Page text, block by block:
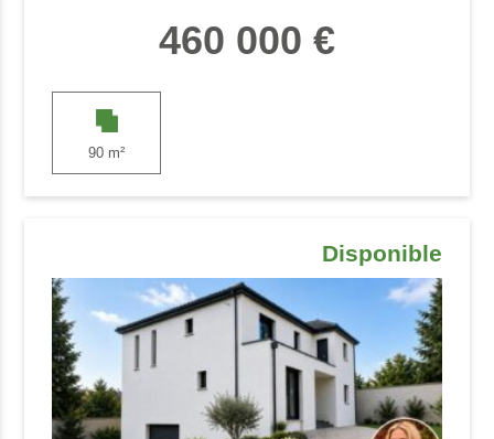
460 000 €
90 m²
Disponible